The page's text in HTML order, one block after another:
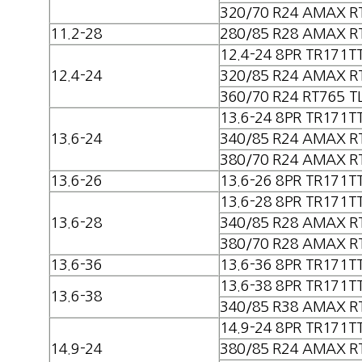
320/70 R24 AMAX
11.2-28
280/85 R28 AMAX
12.4-24
12.4-24 8PR
320/85 R24 AMAX
360/70 R24 RT765
13.6-24
13.6-24 8PR
340/85 R24 AMAX
380/70 R24 AMAX
13.6-26
13.6-26 8PR
13.6-28
13.6-28 8PR
340/85 R28 AMAX
380/70 R28 AMAX
13.6-36
13.6-36 8PR
13.6-38
13.6-38 8PR
340/85 R38 AMAX
14.9-24
14.9-24 8PR
380/85 R24 AMAX